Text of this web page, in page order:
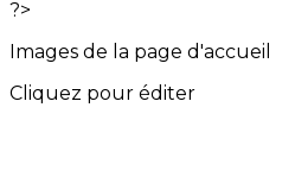
?>
Images de la page d'accueil
Cliquez pour éditer